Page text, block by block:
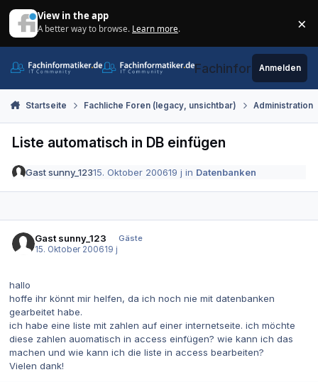
View in the app
A better way to browse. Learn more. ×
Fachinformatiker.de
Anmelden
Startseite Fachliche Foren (legacy, unsichtbar) Administration
Liste automatisch in DB einfügen
Gast sunny_12315. Oktober 200619 j in Datenbanken
Gast sunny_123
Gäste
15. Oktober 200619 j
hallo
hoffe ihr könnt mir helfen, da ich noch nie mit datenbanken
gearbeitet habe.
ich habe eine liste mit zahlen auf einer internetseite. ich möchte
diese zahlen auomatisch in access einfügen? wie kann ich das
machen und wie kann ich die liste in access bearbeiten?
Vielen dank!